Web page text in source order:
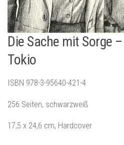
Die Sache mit Sorge
Tokio
ISBN 978-3-95640-421-4
256 Seiten, schwarzweiß
17,5 x 24,6 cm, Hardcover